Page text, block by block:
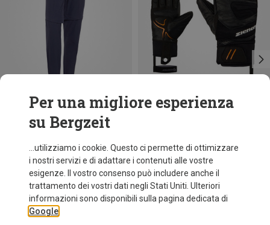
Risparmi 43%
Per una migliore esperienza
su Bergzeit
...utilizziamo i cookie. Questo ci permette di ottimizzare
i nostri servizi e di adattare i contenuti alle vostre
esigenze. Il vostro consenso può includere anche il
trattamento dei vostri dati negli Stati Uniti. Ulteriori
informazioni sono disponibili sulla pagina dedicata di
Google